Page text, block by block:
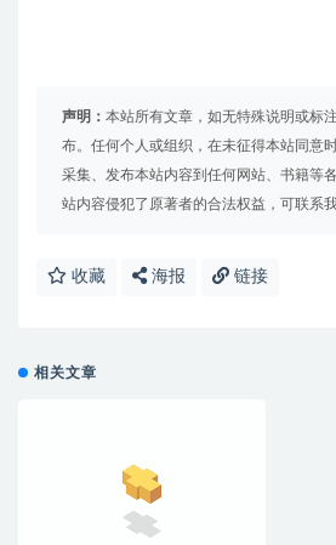
声明： 本站所有文章，如无特殊说明或标
布。任何个人或组织，在未征得本站同意
采集、发布本站内容到任何网站、书籍等
站内容侵犯了原著者的合法权益，可联系
收藏 海报 链接
相关文章